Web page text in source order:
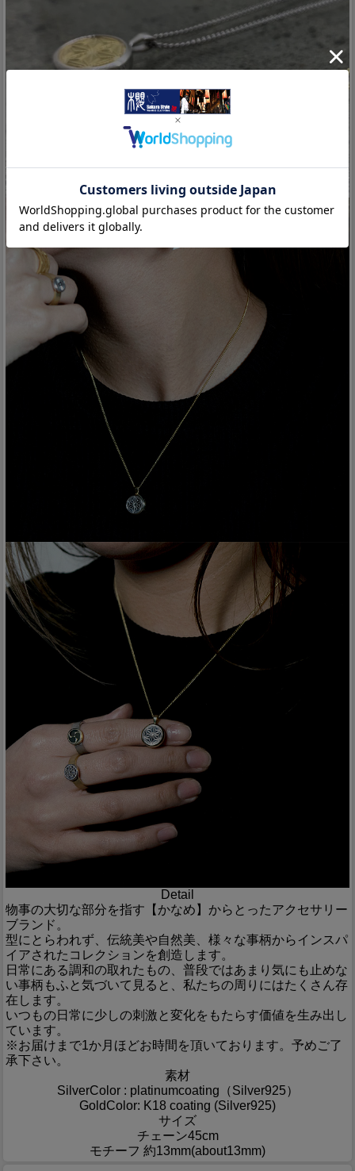
Detail
物事の大切な部分を指す【かなめ】からとったアクセサリー
ブランド。
型にとらわれず、伝統美や自然美、様々な事柄からインスパ
イアされたコレクションを創造します。
日常にある調和の取れたもの、普段ではあまり気にも止めな
い事柄もふと気づいて見ると、私たちの周りにはたくさん存
在します。
いつもの日常に少しの刺激と変化をもたらす価値を生み出し
ています。
※お届けまで1か月ほどお時間を頂いております。予めご了
承下さい。
素材
SilverColor : platinumcoating（Silver925）
GoldColor: K18 coating (Silver925)
サイズ
チェーン45cm
モチーフ 約13mm(about13mm)